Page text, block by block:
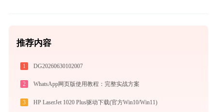
推荐内容
1 DG20260630102007
2 WhatsApp网页版使用教程：完整实战方案
3 HP LaserJet 1020 Plus驱动下载(官方Win10/Win11)